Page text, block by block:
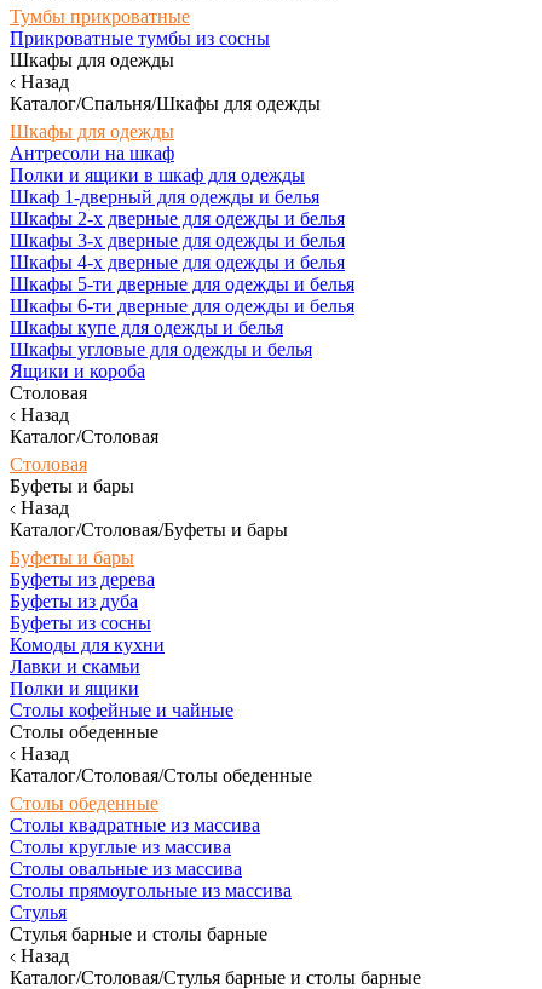
Тумбы прикроватные
Прикроватные тумбы из сосны
Шкафы для одежды
Назад
Каталог/Спальня/Шкафы для одежды
Шкафы для одежды
Антресоли на шкаф
Полки и ящики в шкаф для одежды
Шкаф 1-дверный для одежды и белья
Шкафы 2-х дверные для одежды и белья
Шкафы 3-х дверные для одежды и белья
Шкафы 4-х дверные для одежды и белья
Шкафы 5-ти дверные для одежды и белья
Шкафы 6-ти дверные для одежды и белья
Шкафы купе для одежды и белья
Шкафы угловые для одежды и белья
Ящики и короба
Столовая
Назад
Каталог/Столовая
Столовая
Буфеты и бары
Назад
Каталог/Столовая/Буфеты и бары
Буфеты и бары
Буфеты из дерева
Буфеты из дуба
Буфеты из сосны
Комоды для кухни
Лавки и скамьи
Полки и ящики
Столы кофейные и чайные
Столы обеденные
Назад
Каталог/Столовая/Столы обеденные
Столы обеденные
Столы квадратные из массива
Столы круглые из массива
Столы овальные из массива
Столы прямоугольные из массива
Стулья
Стулья барные и столы барные
Назад
Каталог/Столовая/Стулья барные и столы барные